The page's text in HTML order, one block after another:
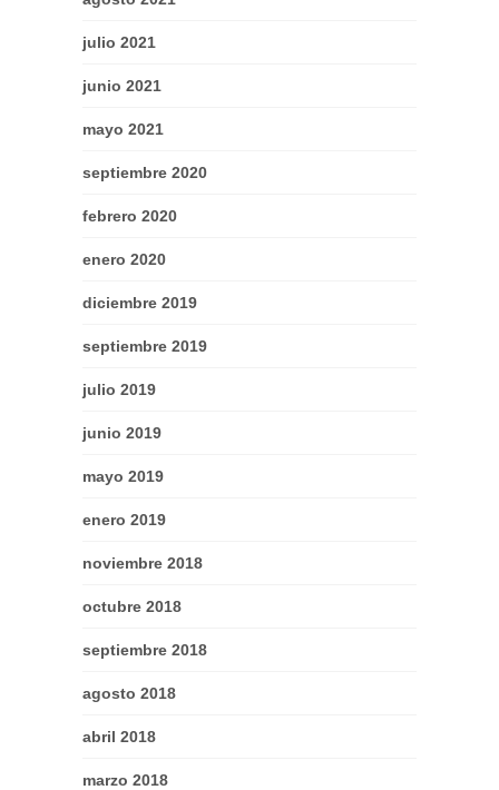
julio 2021
junio 2021
mayo 2021
septiembre 2020
febrero 2020
enero 2020
diciembre 2019
septiembre 2019
julio 2019
junio 2019
mayo 2019
enero 2019
noviembre 2018
octubre 2018
septiembre 2018
agosto 2018
abril 2018
marzo 2018